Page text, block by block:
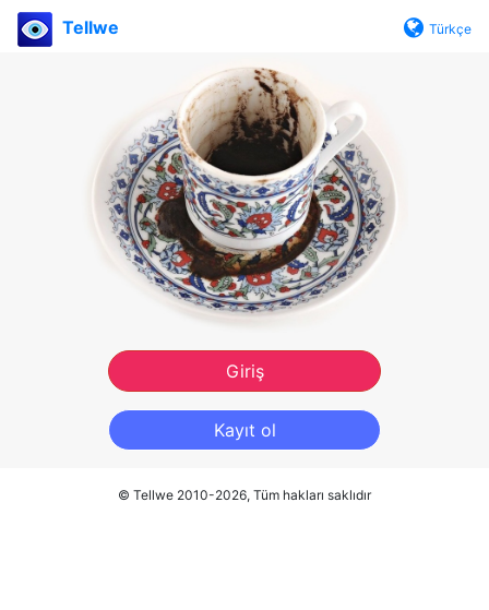
Tellwe Türkçe
Giriş
Kayıt ol
© Tellwe 2010-2026, Tüm hakları saklıdır